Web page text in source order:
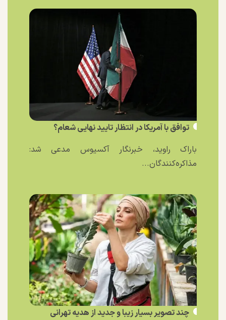
توافق با آمریکا در انتظار تایید نهایی شعام؟
باراک راوید، خبرنگار آکسیوس مدعی شد:
مذاکره‌کنندگان...
چند تصویر بسیار زیبا و جدید از هدیه تهرانی